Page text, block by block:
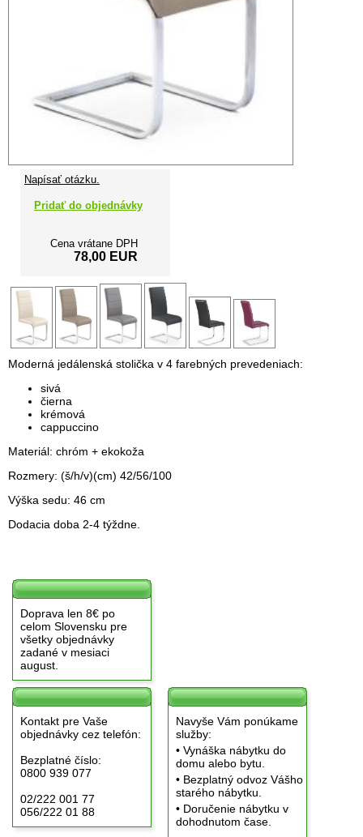
Napísať otázku.
Pridať do objednávky
Cena vrátane DPH
78,00 EUR
Moderná jedálenská stolička v 4 farebných prevedeniach:
sivá
čierna
krémová
cappuccino
Materiál: chróm + ekokoža
Rozmery: (š/h/v)(cm) 42/56/100
Výška sedu: 46 cm
Dodacia doba 2-4 týždne.
Doprava len 8€ po
celom Slovensku pre
všetky objednávky
zadané v mesiaci
august.
Kontakt pre Vaše
objednávky cez telefón:
Bezplatné číslo:
0800 939 077
02/222 001 77
056/222 01 88
Navyše Vám ponúkame
služby:
• Vynáška nábytku do
domu alebo bytu.
• Bezplatný odvoz Vášho
starého nábytku.
• Doručenie nábytku v
dohodnutom čase.